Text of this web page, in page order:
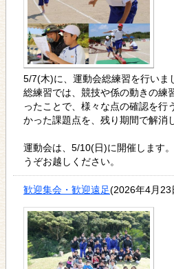
5/7(木)に、運動会総練習を行いま
総練習では、競技や係の動きの練
ったことで、様々な点の確認を行
かった課題点を、残り期間で解消
運動会は、5/10(日)に開催します
うぞお越しください。
歓迎集会・歓迎遠足(2026年4月23